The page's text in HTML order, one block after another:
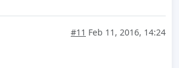
#11 Feb 11, 2016, 14:24